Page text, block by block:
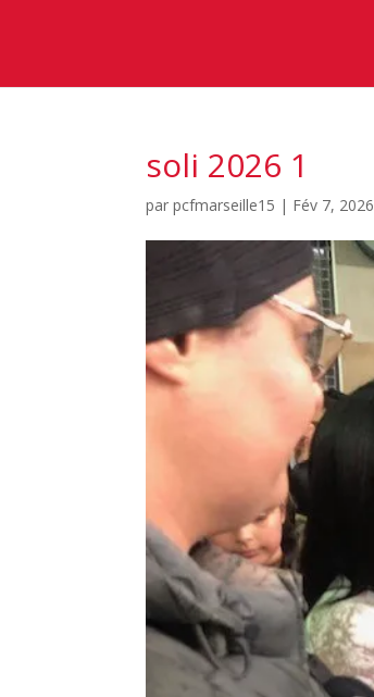
soli 2026 1
parpcfmarseille15 | Fév 7, 2026